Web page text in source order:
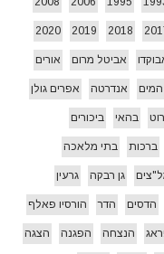
2018
2019
2020
אביטל מרום אורים
אנדרטה אפרים גולן
בהאי ביכורים
ברכות בתי מלאכה
גן רבקה גרעין
הדסים הדר הורסיו פאלף
הנצחה הפגנה הצגה